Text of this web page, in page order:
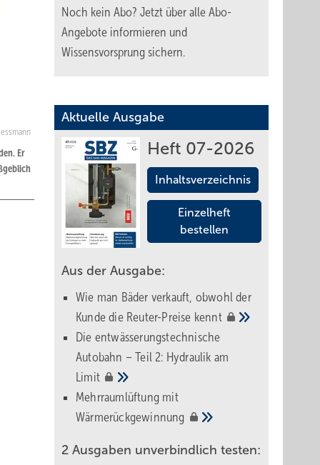
Er
Weg
Noch kein Abo? Jetzt über alle Abo-
Angebote informieren und
Wissensvorsprung sichern.
Aktuelle Ausgabe
Heft 07-2026
Inhaltsverzeichnis
Einzelheft
bestellen
Aus der Ausgabe:
Wie man Bäder verkauft, obwohl der
Kunde die Reuter-Preise kennt
Die entwässerungstechnische
Autobahn – Teil 2: Hydraulik am
Limit
Mehrraumlüftung mit
Wärmerückgewinnung
2 Ausgaben unverbindlich testen: